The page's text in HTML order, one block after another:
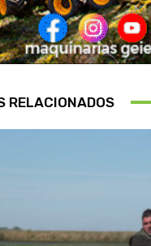
RELACIONADOS